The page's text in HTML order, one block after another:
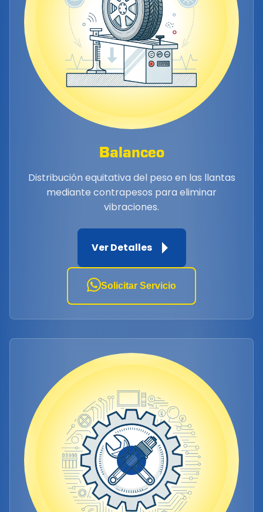
Balanceo
Distribución equitativa del peso en las llantas
mediante contrapesos para eliminar
vibraciones.
Ver Detalles
Solicitar Servicio